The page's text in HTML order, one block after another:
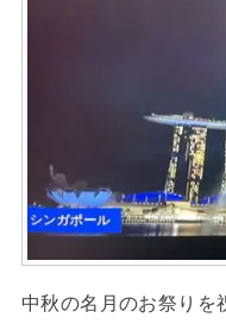
中秋の名月のお祭りを